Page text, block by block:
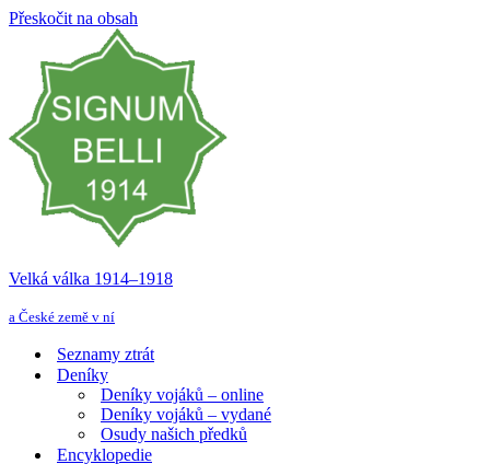
Přeskočit na obsah
Velká válka 1914–⁠⁠⁠⁠⁠⁠1918
a České země v ní
Seznamy ztrát
Deníky
Deníky vojáků – online
Deníky vojáků – vydané
Osudy našich předků
Encyklopedie